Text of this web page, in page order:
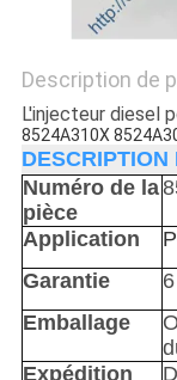
POLITIQUE
DE
Description de
L'injecteur diesel
8524A310X
DESCRIPTION
Numéro de la
pièce
Application
Garantie
Emballage
Expédition